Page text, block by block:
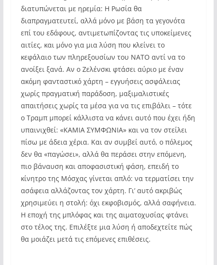
διατυπώνεται με ηρεμία: Η Ρωσία θα
διαπραγματευτεί, αλλά μόνο με βάση τα γεγονότα
επί του εδάφους, αντιμετωπίζοντας τις υποκείμενες
αιτίες, και μόνο για μια λύση που κλείνει το
κεφάλαιο των πληρεξουσίων του ΝΑΤΟ αντί να το
ανοίξει ξανά. Αν ο Ζελένσκι φτάσει αύριο με έναν
ακόμη φανταστικό χάρτη – εγγυήσεις ασφάλειας
χωρίς πραγματική παράδοση, μαξιμαλιστικές
απαιτήσεις χωρίς τα μέσα για να τις επιβάλει – τότε
ο Τραμπ μπορεί κάλλιστα να κάνει αυτό που έχει ήδη
υπαινιχθεί: «ΚΑΜΙΑ ΣΥΜΦΩΝΙΑ» και να τον στείλει
πίσω με άδεια χέρια. Και αν συμβεί αυτό, ο πόλεμος
δεν θα «παγώσει», αλλά θα περάσει στην επόμενη,
πιο βάναυση και αποφασιστική φάση, επειδή το
κίνητρο της Μόσχας γίνεται απλό: να τερματίσει την
ασάφεια αλλάζοντας τον χάρτη. Γι’ αυτό ακριβώς
χρησιμεύει η στολή: όχι εκφοβισμός, αλλά σαφήνεια.
Η εποχή της μπλόφας και της αιματοχυσίας φτάνει
στο τέλος της. Επιλέξτε μια λύση ή αποδεχτείτε πώς
θα μοιάζει μετά τις επόμενες επιθέσεις.